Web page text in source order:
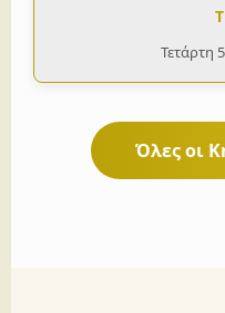
Τετάρτη
Όλες οι